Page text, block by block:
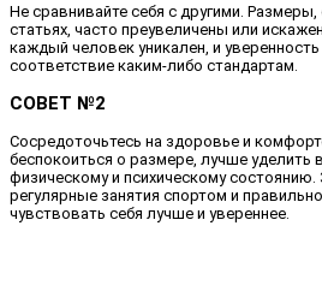
Не сравнивайте себя с другими.
статьях, часто преувеличены или
каждый человек уникален, и
соответствие каким-либо стандартам.
СОВЕТ №2
Сосредоточьтесь на здоровье и
беспокоиться о размере, лучше уделить
физическому и психическому
регулярные занятия спортом и
чувствовать себя лучше и увереннее.